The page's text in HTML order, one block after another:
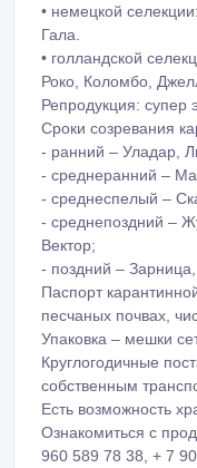
• немецкой
Гала.
• голландской
Роко, Коломбо,
Репродукция: супер
Сроки созревания
- ранний – Уладар,
- среднеранний –
- среднеспелый –
- среднепоздний –
Вектор;
- поздний – Зарница,
Паспорт
песчаных почвах,
Упаковка – мешки
Круглогодичные
собственным
Есть возможность
Ознакомиться с
960 589 78 38, + 7